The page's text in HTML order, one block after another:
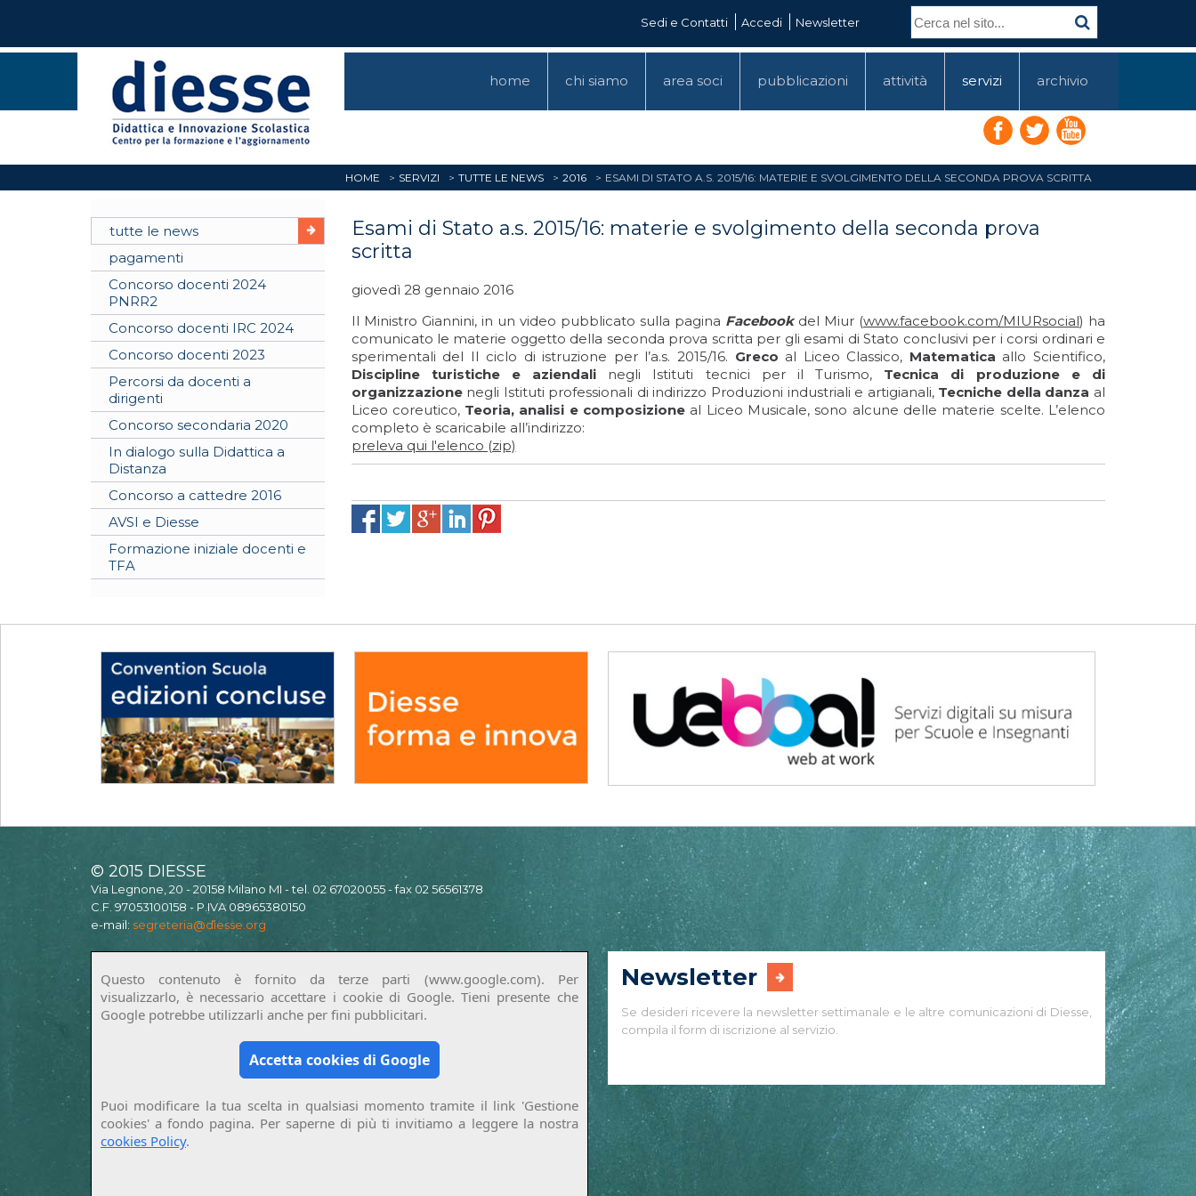
Sedi e Contatti Accedi Newsletter
home chi siamo area soci pubblicazioni attività servizi archivio
HOME SERVIZI TUTTE LE NEWS 2016 ESAMI DI STATO A.S. 2015/16: MATERIE E SVOLGIMENTO DELLA SECONDA PROVA SCRITTA
tutte le news
pagamenti
Concorso docenti 2024
PNRR2
Concorso docenti IRC 2024
Concorso docenti 2023
Percorsi da docenti a
dirigenti
Concorso secondaria 2020
In dialogo sulla Didattica a
Distanza
Concorso a cattedre 2016
AVSI e Diesse
Formazione iniziale docenti e
TFA
Esami di Stato a.s. 2015/16: materie e svolgimento della seconda prova
scritta
giovedì 28 gennaio 2016
Il Ministro Giannini, in un video pubblicato sulla pagina Facebookdel Miur (www.facebook.com/MIURsocial) ha
comunicato le materie oggetto della seconda prova scritta per gli esami di Stato conclusivi per i corsi ordinari e
sperimentali del II ciclo di istruzione per l’a.s. 2015/16. Greco al Liceo Classico, Matematica allo Scientifico,
Discipline turistiche e aziendali negli Istituti tecnici per il Turismo, Tecnica di produzione e di
organizzazionenegli Istituti professionali di indirizzo Produzioni industriali e artigianali, Tecniche della danza al
Liceo coreutico, Teoria, analisi e composizione al Liceo Musicale, sono alcune delle materie scelte. L’elenco
completo è scaricabile all’indirizzo:
preleva qui l'elenco (zip)
© 2015 DIESSE
Via Legnone, 20 - 20158 Milano MI - tel. 02 67020055 - fax 02 56561378
C.F. 97053100158 - P.IVA 08965380150
e-mail: segreteria@diesse.org
Questo contenuto è fornito da terze parti (www.google.com). Per
visualizzarlo, è necessario accettare i cookie di Google. Tieni presente che
Google potrebbe utilizzarli anche per fini pubblicitari.
Accetta cookies di Google
Puoi modificare la tua scelta in qualsiasi momento tramite il link 'Gestione
cookies' a fondo pagina. Per saperne di più ti invitiamo a leggere la nostra
cookies Policy.
Newsletter
Se desideri ricevere la newsletter settimanale e le altre comunicazioni di Diesse,
compila il form di iscrizione al servizio.